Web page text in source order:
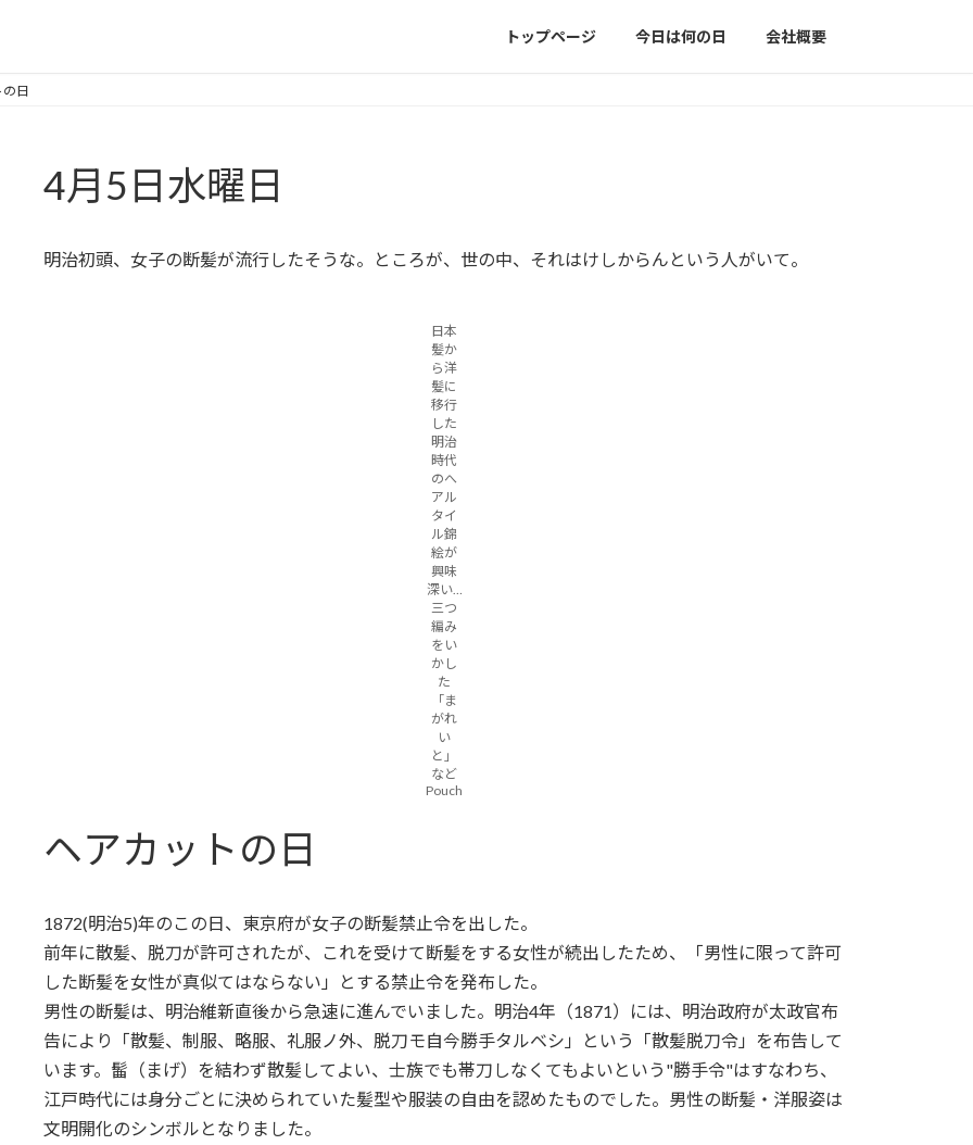
トップページ 今日は何の日 会社概要
日
4月5日水曜日
明治初頭、女子の断髪が流行したそうな。ところが、世の中、それはけしからんという人がいて。
日本
髪か
ら洋
髪に
移行
した
明治
時代
のへ
アル
タイ
ル錦
絵が
興味
深い…
三つ
編み
をい
かし
た
「ま
がれ
い
と」
など
Pouch
ヘアカットの日
1872(明治5)年のこの日、東京府が女子の断髪禁止令を出した。
前年に散髪、脱刀が許可されたが、これを受けて断髪をする女性が続出したため、「男性に限って許可
した断髪を女性が真似てはならない」とする禁止令を発布した。
男性の断髪は、明治維新直後から急速に進んでいました。明治4年（1871）には、明治政府が太政官布
告により「散髪、制服、略服、礼服ノ外、脱刀モ自今勝手タルベシ」という「散髪脱刀令」を布告して
います。髷（まげ）を結わず散髪してよい、士族でも帯刀しなくてもよいという"勝手令"はすなわち、
江戸時代には身分ごとに決められていた髪型や服装の自由を認めたものでした。男性の断髪・洋服姿は
文明開化のシンボルとなりました。